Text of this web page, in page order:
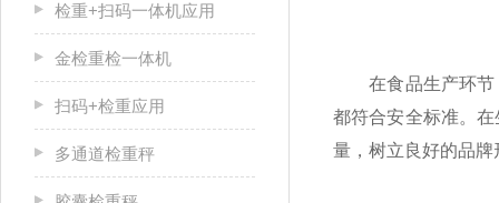
检重+扫码一体机应用
金检重检一体机
扫码+检重应用
多通道检重秤
在食品生产环节，
都符合安全标准。
量，树立良好的品